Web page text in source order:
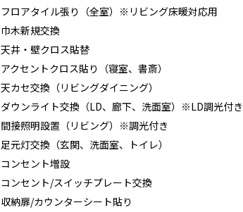
フロアタイル張り（全室）※リビング床暖対応用
巾木新規交換
天井・壁クロス貼替
アクセントクロス貼り（寝室、書斎）
天カセ交換（リビングダイニング）
ダウンライト交換（LD、廊下、洗面室）※LD調光付き
間接照明設置（リビング）※調光付き
足元灯交換（玄関、洗面室、トイレ）
コンセント増設
コンセント/スイッチプレート交換
収納扉/カウンターシート貼り